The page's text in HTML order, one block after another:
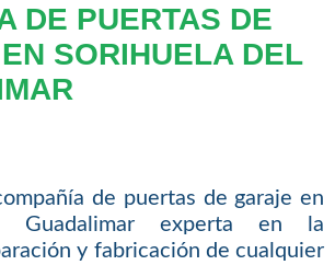
DE PUERTAS DE
SORIHUELA DEL
de puertas de garaje en
Guadalimar experta en la
y fabricación de cualquier